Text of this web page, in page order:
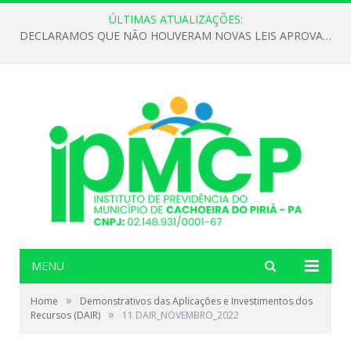
ÚLTIMAS ATUALIZAÇÕES:
DECLARAMOS QUE NÃO HOUVERAM NOVAS LEIS APROVADAS ATÉ O MOMENTO PARA O INSTITUTO DE PREVIDÊNCIA NO ANO DE 2026
MENU
Home »
Demonstrativos das Aplicações e Investimentos dos
Recursos (DAIR) » 11 DAIR_NOVEMBRO_2022